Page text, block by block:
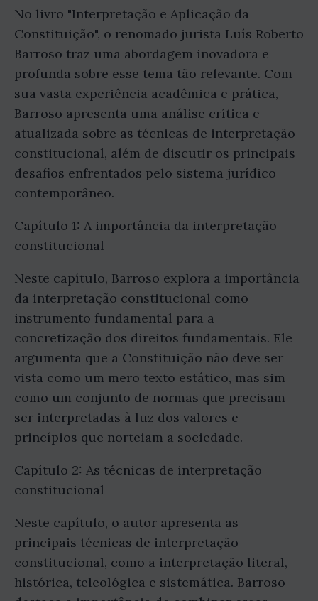
No livro "Interpretação e Aplicação da
Constituição", o renomado jurista Luís Roberto
Barroso traz uma abordagem inovadora e
profunda sobre esse tema tão relevante. Com
sua vasta experiência acadêmica e prática,
Barroso apresenta uma análise crítica e
atualizada sobre as técnicas de interpretação
constitucional, além de discutir os principais
desafios enfrentados pelo sistema jurídico
contemporâneo.
Capítulo 1: A importância da interpretação
constitucional
Neste capítulo, Barroso explora a importância
da interpretação constitucional como
instrumento fundamental para a
concretização dos direitos fundamentais. Ele
argumenta que a Constituição não deve ser
vista como um mero texto estático, mas sim
como um conjunto de normas que precisam
ser interpretadas à luz dos valores e
princípios que norteiam a sociedade.
Capítulo 2: As técnicas de interpretação
constitucional
Neste capítulo, o autor apresenta as
principais técnicas de interpretação
constitucional, como a interpretação literal,
histórica, teleológica e sistemática. Barroso